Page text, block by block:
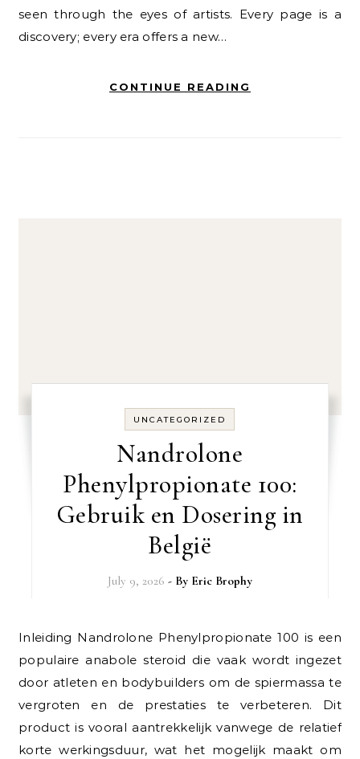
seen through the eyes of artists. Every page is a
discovery; every era offers a new…
CONTINUE READING
UNCATEGORIZED
Nandrolone
Phenylpropionate 100:
Gebruik en Dosering in
België
July 9, 2026 - By Eric Brophy
Inleiding Nandrolone Phenylpropionate 100 is een
populaire anabole steroid die vaak wordt ingezet
door atleten en bodybuilders om de spiermassa te
vergroten en de prestaties te verbeteren. Dit
product is vooral aantrekkelijk vanwege de relatief
korte werkingsduur, wat het mogelijk maakt om